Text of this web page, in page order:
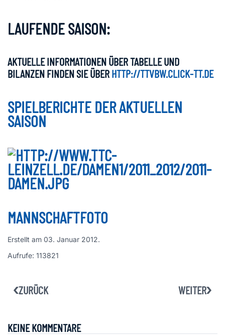
LAUFENDE SAISON:
AKTUELLE INFORMATIONEN ÜBER TABELLE UND
BILANZEN FINDEN SIE ÜBERHTTP://TTVBW.CLICK-TT.DE
SPIELBERICHTE DER AKTUELLEN
SAISON
MANNSCHAFTFOTO
Erstellt am 03. Januar 2012.
Aufrufe: 113821
ZURÜCK WEITER
KEINE KOMMENTARE